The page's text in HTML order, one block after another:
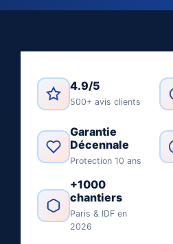
4.9/5
500+ avis clients
Garantie
Décennale
Protection 10 ans
+1000
chantiers
Paris & IDF en
2026